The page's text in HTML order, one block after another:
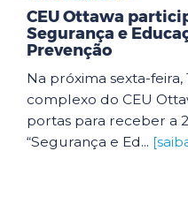
CEU Ottawa
Segurança e
Prevenção
Na próxima sexta-feira,
complexo do CEU
portas para receber a
“Segurança e Ed...